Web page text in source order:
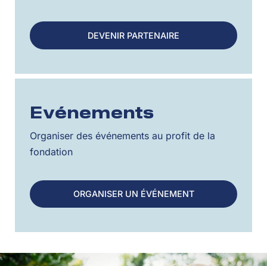
DEVENIR PARTENAIRE
Evénements
Organiser des événements au profit de la
fondation
ORGANISER UN ÉVÉNEMENT